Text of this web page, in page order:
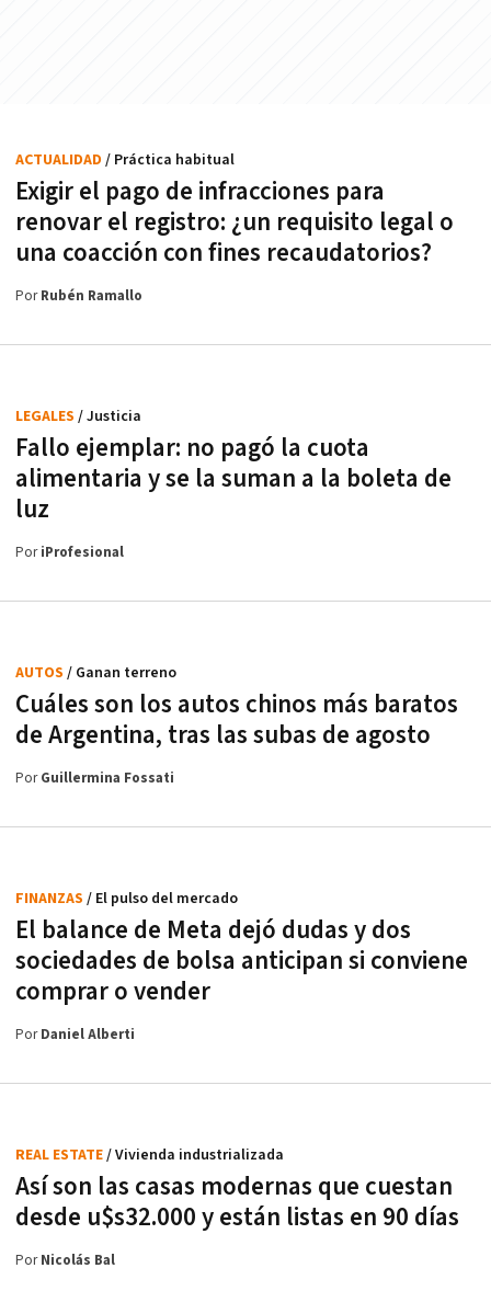
Exigir el pago de infracciones para
renovar el registro: ¿un requisito legal o
una coacción con fines recaudatorios?
ACTUALIDAD / Práctica habitual
PorRubén Ramallo
Fallo ejemplar: no pagó la cuota
alimentaria y se la suman a la boleta de
luz
LEGALES / Justicia
PoriProfesional
Cuáles son los autos chinos más baratos
de Argentina, tras las subas de agosto
AUTOS / Ganan terreno
PorGuillermina Fossati
El balance de Meta dejó dudas y dos
sociedades de bolsa anticipan si conviene
comprar o vender
FINANZAS / El pulso del mercado
PorDaniel Alberti
Así son las casas modernas que cuestan
desde u$s32.000 y están listas en 90 días
REAL ESTATE/ Vivienda industrializada
PorNicolás Bal